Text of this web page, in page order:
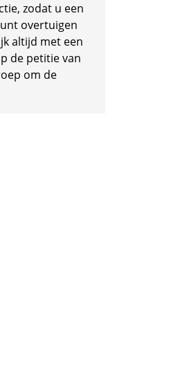
zodat u een
overtuigen
altijd met een
de petitie van
om de